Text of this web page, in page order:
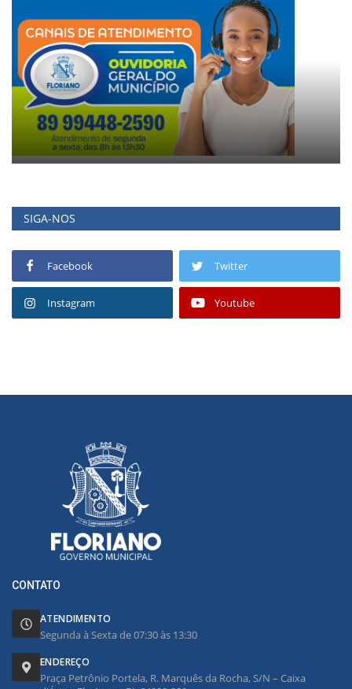
SIGA-NOS
Facebook Twitter
Instagram Youtube
CONTATO
ATENDIMENTO
Segunda à Sexta de 07:30 às 13:30
ENDEREÇO
Praça Petrônio Portela, R. Marquês da Rocha, S/N – Caixa